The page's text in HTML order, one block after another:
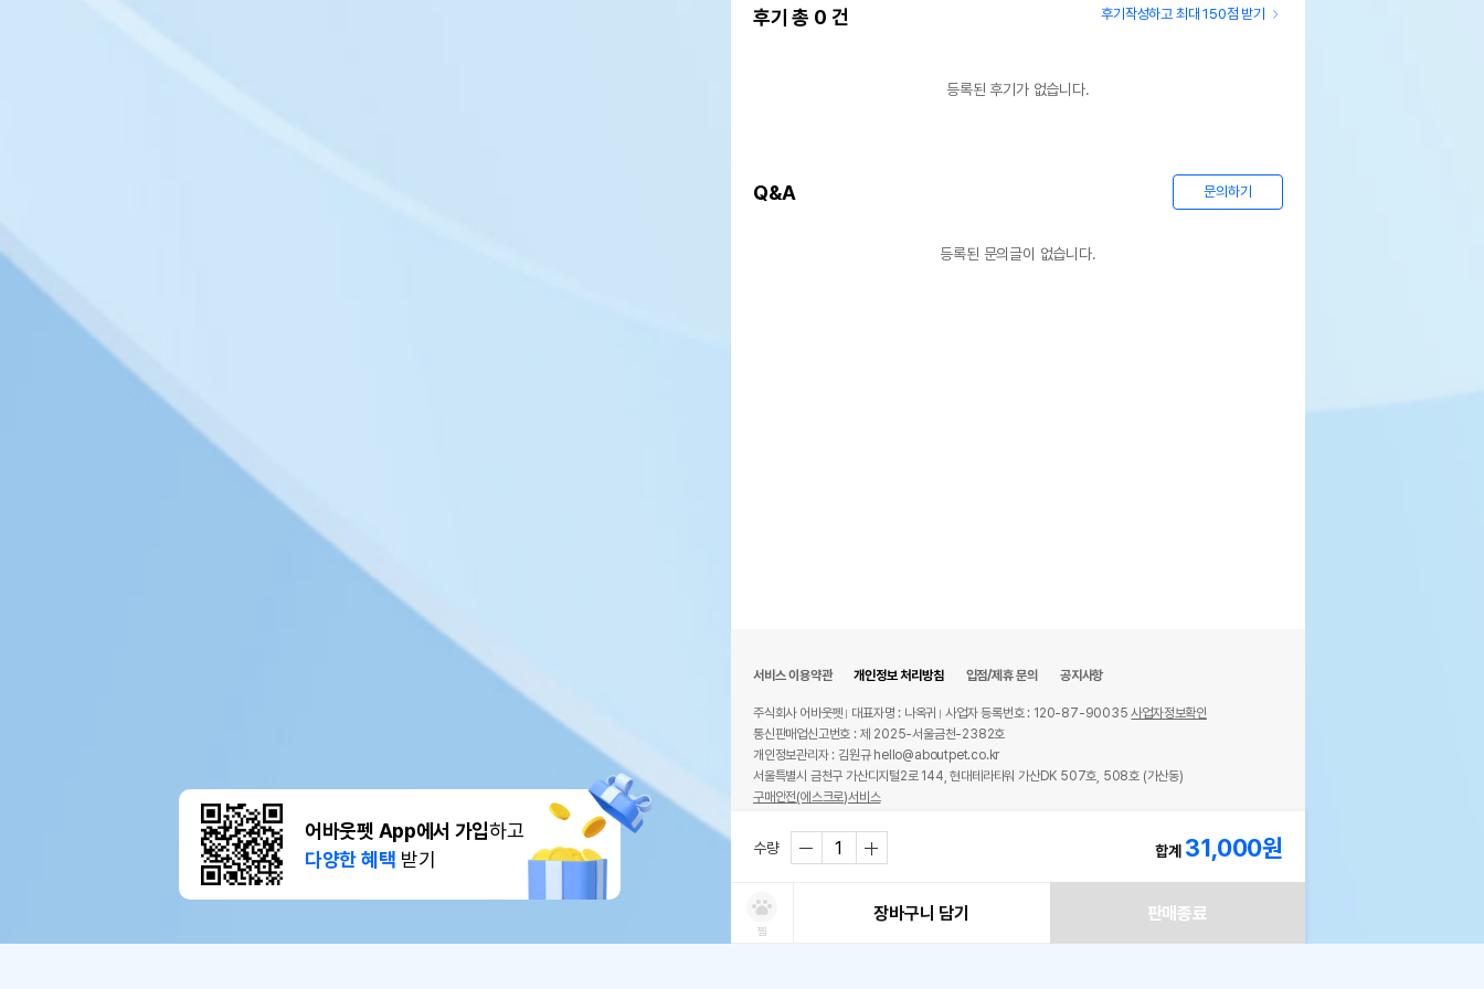
어바웃펫 App에서 가입하고
다양한 혜택 받기
후기 총 0 건 후기작성하고 최대 150점 받기
등록된 후기가 없습니다.
Q&A 문의하기
등록된 문의글이 없습니다.
수량 합계 31,000원
찜
장바구니 담기 판매종료
서비스 이용약관 개인정보 처리방침 입점/제휴 문의 공지사항
주식회사 어바웃펫 대표자명 : 나옥귀 사업자 등록번호 : 120-87-90035사업자정보확인
통신판매업신고번호 : 제 2025-서울금천-2382호
개인정보관리자 : 김원규 hello@aboutpet.co.kr
서울특별시 금천구 가산디지털2로 144, 현대테라타워 가산DK 507호, 508호 (가산동)
구매안전(에스크로)서비스